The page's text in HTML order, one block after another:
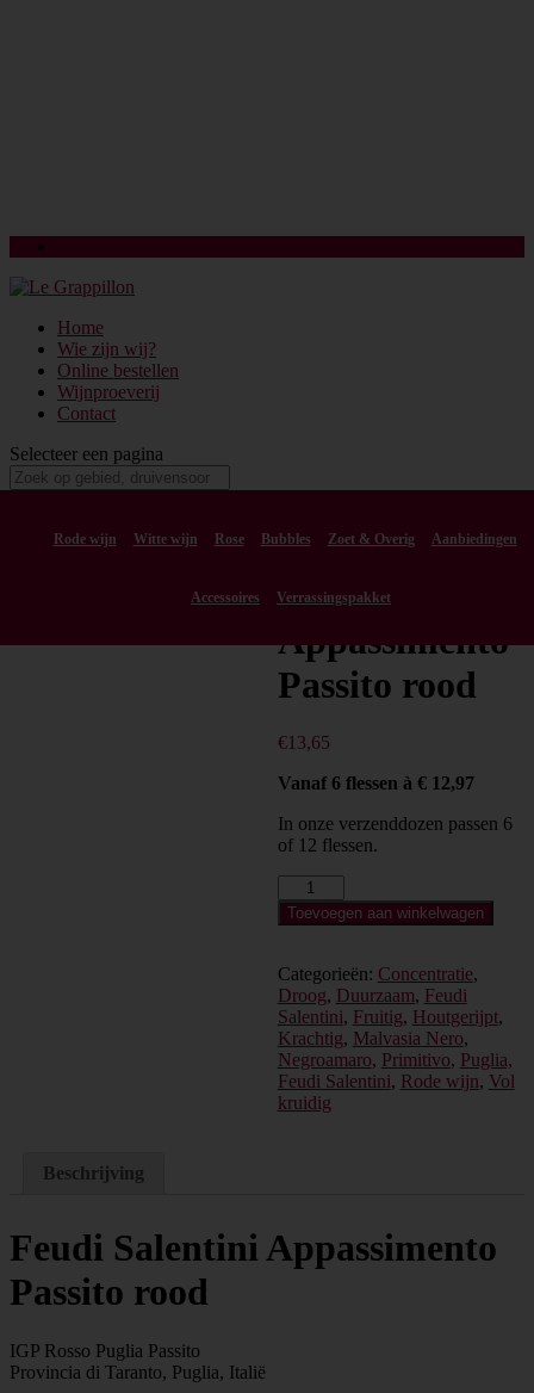
Home
Wie zijn wij?
Online bestellen
Wijnproeverij
Contact
Selecteer een pagina
Rode wijn Witte wijn Rose Bubbles Zoet & Overig Aanbiedingen
Accessoires Verrassingspakket
Feudi
Salentino
Appassimento
Passito rood
€13,65
Vanaf 6 flessen à € 12,97
In onze verzenddozen passen 6
of 12 flessen.
Feudi
Salentino
Appassimento
rood
aantal
Toevoegen aan winkelwagen
Categorieën: Concentratie,
Droog, Duurzaam, Feudi
Salentini, Fruitig, Houtgerijpt,
Krachtig, Malvasia Nero,
Negroamaro, Primitivo, Puglia,
Feudi Salentini, Rode wijn, Vol
kruidig
Beschrijving
Feudi Salentini Appassimento
Passito rood
IGP Rosso Puglia Passito
Provincia di Taranto, Puglia, Italië